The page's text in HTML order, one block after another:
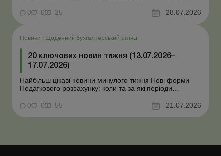
координаційного центру з організації бронювання У
працівника виявлено статус «у розшуку»: що потрібно
0 0 25 28.07.2026
Новини Щоденний бухгалтерський огляд
20 ключових новин тижня (13.07.2026–
17.07.2026)
Найбільш цікаві новини минулого тижня Нові форми
Податкового розрахунку: коли та за які періоди
відстрочки від призову під час мобілізації удосконалено
Кабмін утворив Координаційний центр з організації
бронювання військовозобов’язаних Верховна ...
0 0 55 21.07.2026